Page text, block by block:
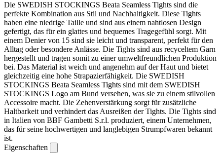
Die SWEDISH STOCKINGS Beata Seamless Tights sind die
perfekte Kombination aus Stil und Nachhaltigkeit. Diese Tights
haben eine niedrige Taille und sind aus einem nahtlosen Design
gefertigt, das für ein glattes und bequemes Tragegefühl sorgt. Mit
einem Denier von 15 sind sie leicht und transparent, perfekt für den
Alltag oder besondere Anlässe. Die Tights sind aus recyceltem Garn
hergestellt und tragen somit zu einer umweltfreundlichen Produktion
bei. Das Material ist weich und angenehm auf der Haut und bietet
gleichzeitig eine hohe Strapazierfähigkeit. Die SWEDISH
STOCKINGS Beata Seamless Tights sind mit dem SWEDISH
STOCKINGS Logo am Bund versehen, was sie zu einem stilvollen
Accessoire macht. Die Zehenverstärkung sorgt für zusätzliche
Haltbarkeit und verhindert das Ausreißen der Tights. Die Tights sind
in Italien von BBF Gambetti S.r.l. produziert, einem Unternehmen,
das für seine hochwertigen und langlebigen Strumpfwaren bekannt
ist.
Eigenschaften